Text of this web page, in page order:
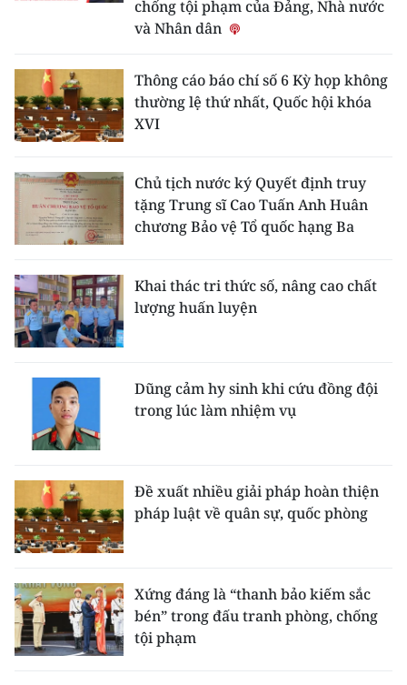
chống tội phạm của Đảng, Nhà nước
và Nhân dân
Thông cáo báo chí số 6 Kỳ họp không
thường lệ thứ nhất, Quốc hội khóa
XVI
Chủ tịch nước ký Quyết định truy
tặng Trung sĩ Cao Tuấn Anh Huân
chương Bảo vệ Tổ quốc hạng Ba
Khai thác tri thức số, nâng cao chất
lượng huấn luyện
Dũng cảm hy sinh khi cứu đồng đội
trong lúc làm nhiệm vụ
Đề xuất nhiều giải pháp hoàn thiện
pháp luật về quân sự, quốc phòng
Xứng đáng là “thanh bảo kiếm sắc
bén” trong đấu tranh phòng, chống
tội phạm